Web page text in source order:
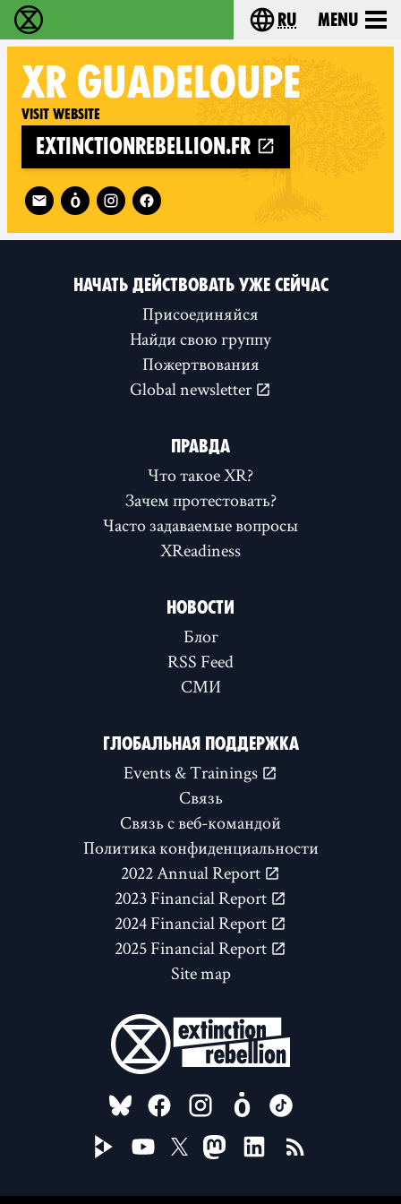
Extinction Rebellion - Home Choose your
ru Menu
XR GUADELOUPE
Visit website
extinctionrebellion.fr
Follow XR Guadeloupe on
НАЧАТЬ ДЕЙСТВОВАТЬ УЖЕ СЕЙЧАС
Присоединяйся
Найди свою группу
Пожертвования
Global newsletter
ПРАВДА
Что такое XR?
Зачем протестовать?
Часто задаваемые вопросы
XReadiness
НОВОСТИ
Блог
RSS Feed
СМИ
ГЛОБАЛЬНАЯ ПОДДЕРЖКА
Events & Trainings
Связь
Связь с веб-командой
Политика конфиденциальности
2022 Annual Report
2023 Financial Report
2024 Financial Report
2025 Financial Report
Site map
FOLLOW US ON